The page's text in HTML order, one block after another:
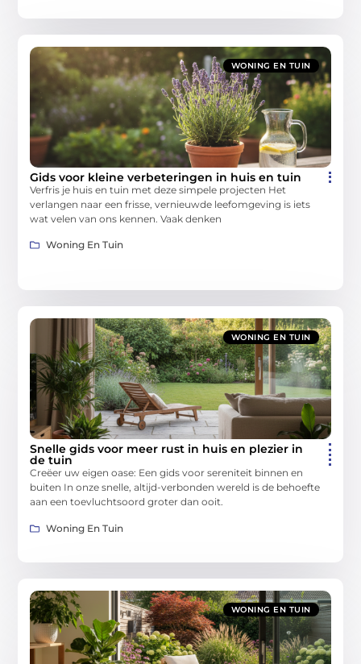
WONING EN TUIN
Gids voor kleine verbeteringen in huis en tuin
Verfris je huis en tuin met deze simpele projecten Het
verlangen naar een frisse, vernieuwde leefomgeving is iets
wat velen van ons kennen. Vaak denken
Woning En Tuin
WONING EN TUIN
Snelle gids voor meer rust in huis en plezier in
de tuin
Creëer uw eigen oase: Een gids voor sereniteit binnen en
buiten In onze snelle, altijd-verbonden wereld is de behoefte
aan een toevluchtsoord groter dan ooit.
Woning En Tuin
WONING EN TUIN